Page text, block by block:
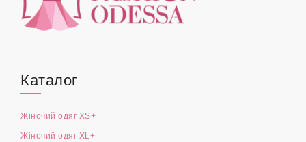
Каталог
Жіночий одяг XS+
Жіночий одяг XL+